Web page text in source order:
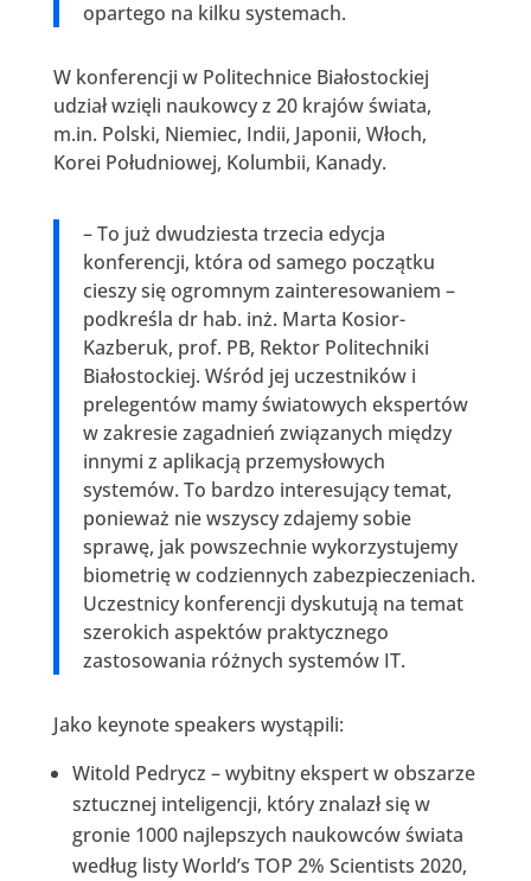
opartego na kilku systemach.
W konferencji w Politechnice Białostockiej
udział wzięli naukowcy z 20 krajów świata,
m.in. Polski, Niemiec, Indii, Japonii, Włoch,
Korei Południowej, Kolumbii, Kanady.
– To już dwudziesta trzecia edycja
konferencji, która od samego początku
cieszy się ogromnym zainteresowaniem –
podkreśla dr hab. inż. Marta Kosior-
Kazberuk, prof. PB, Rektor Politechniki
Białostockiej. Wśród jej uczestników i
prelegentów mamy światowych ekspertów
w zakresie zagadnień związanych między
innymi z aplikacją przemysłowych
systemów. To bardzo interesujący temat,
ponieważ nie wszyscy zdajemy sobie
sprawę, jak powszechnie wykorzystujemy
biometrię w codziennych zabezpieczeniach.
Uczestnicy konferencji dyskutują na temat
szerokich aspektów praktycznego
zastosowania różnych systemów IT.
Jako keynote speakers wystąpili:
Witold Pedrycz – wybitny ekspert w obszarze
sztucznej inteligencji, który znalazł się w
gronie 1000 najlepszych naukowców świata
według listy World’s TOP 2% Scientists 2020,